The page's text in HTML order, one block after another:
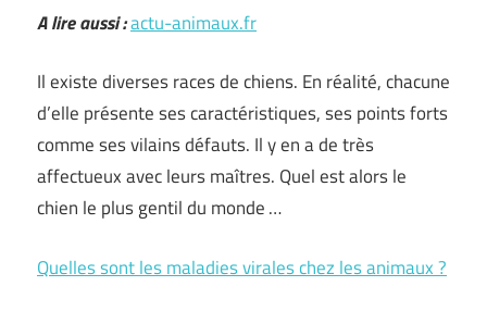
A lire aussi :actu-animaux.fr
Il existe diverses races de chiens. En réalité, chacune
d’elle présente ses caractéristiques, ses points forts
comme ses vilains défauts. Il y en a de très
affectueux avec leurs maîtres. Quel est alors le
chien le plus gentil du monde …
Quelles sont les maladies virales chez les animaux ?